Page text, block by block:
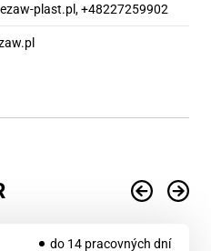
plast.pl, +48227259902
do 14 pracovných dní